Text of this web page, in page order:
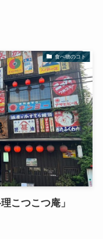
食べ物のコト
こつこつ庵」